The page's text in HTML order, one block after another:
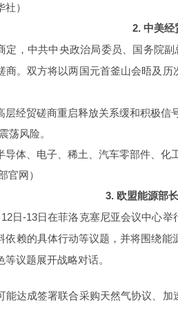
社）
2. 中美经
定，中共中央政治局委员、国务院
商。双方将以两国元首釜山会晤及
层经贸磋商重启释放关系缓和积极信
荡风险。
导体、电子、稀土、汽车零部件、化
官网）
3. 欧盟能源部
日-13日在菲洛克塞尼亚会议中心
依赖的具体行动等议题，并将围绕
等议题展开战略对话。
能达成签署联合采购天然气协议、